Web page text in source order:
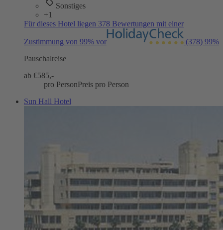
Sonstiges
+1
Für dieses Hotel liegen 378 Bewertungen mit einer
Zustimmung von 99% vor (378) 99%
Pauschalreise
ab €585,-
pro PersonPreis pro Person
Sun Hall Hotel